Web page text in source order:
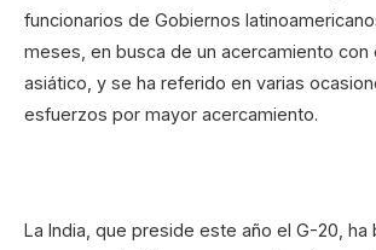
funcionarios de Gobiernos
meses, en busca de un acercamiento con
asiático, y se ha referido en varias
esfuerzos por mayor acercamiento.
La India, que preside este año el G-20, ha